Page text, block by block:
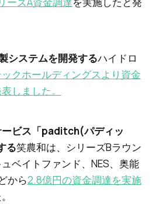
システムを開発するハイドロ
クホールディングスより資金
しました。
ービス「paditch(パディッ
る笑農和は、シリーズBラウン
ベイトファンド、NES、奥能
から2.8億円の資金調達を実施